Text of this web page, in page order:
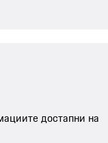
достапни на